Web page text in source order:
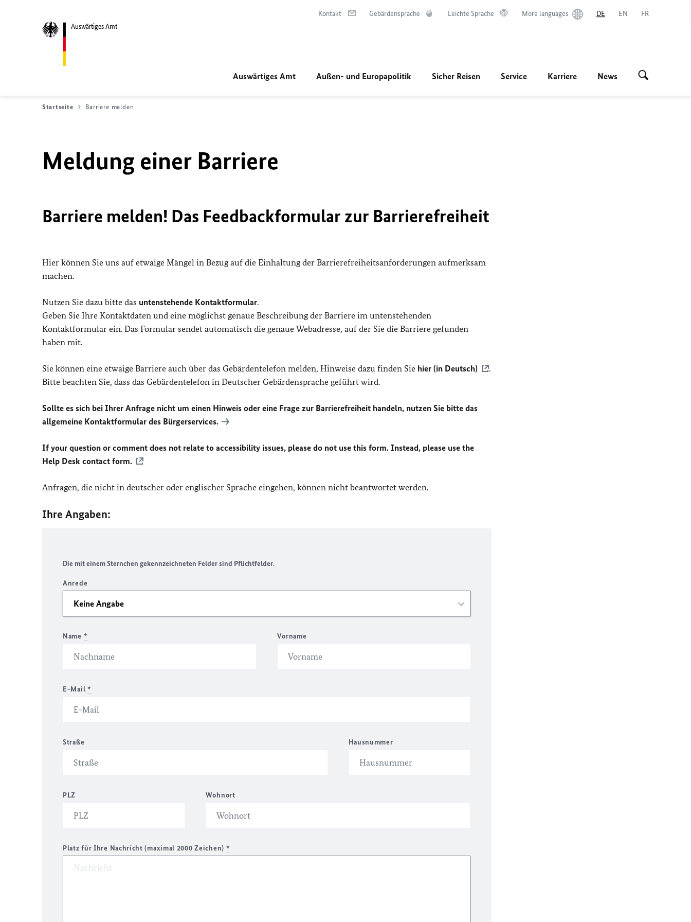
Auswärtiges Amt
Kontakt Gebärdensprache Leichte Sprache More languages DE EN FR
Auswärtiges Amt Außen- und Europapolitik Sicher Reisen Service Karriere News
Startseite Barriere melden
Meldung einer Barriere
Barriere melden! Das Feedbackformular zur Barrierefreiheit
Hier können Sie uns auf etwaige Mängel in Bezug auf die Einhaltung der Barrierefreiheitsanforderungen aufmerksam
machen.
Nutzen Sie dazu bitte das untenstehende Kontaktformular.
Geben Sie Ihre Kontaktdaten und eine möglichst genaue Beschreibung der Barriere im untenstehenden
Kontaktformular ein. Das Formular sendet automatisch die genaue Webadresse, auf der Sie die Barriere gefunden
haben mit.
Sie können eine etwaige Barriere auch über das Gebärdentelefon melden, Hinweise dazu finden Sie hier (in Deutsch)
.
Bitte beachten Sie, dass das Gebärdentelefon in Deutscher Gebärdensprache geführt wird.
Sollte es sich bei Ihrer Anfrage nicht um einen Hinweis oder eine Frage zur Barrierefreiheit handeln, nutzen Sie bitte das
allgemeine Kontaktformular des Bürgerservices.
If your question or comment does not relate to accessibility issues, please do not use this form. Instead, please use the
Help Desk contact form.
Anfragen, die nicht in deutscher oder englischer Sprache eingehen, können nicht beantwortet werden.
Ihre Angaben:
Die mit einem Sternchen gekennzeichneten Felder sind Pflichtfelder.
Anrede
Name * Vorname
E-Mail *
Straße Hausnummer
PLZ Wohnort
Platz für Ihre Nachricht (maximal 2000 Zeichen) *